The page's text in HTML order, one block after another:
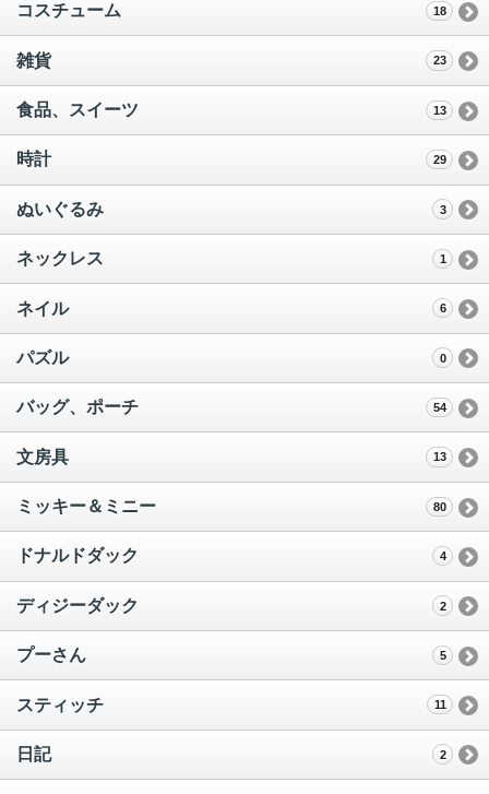
コスチューム 18
雑貨 23
食品、スイーツ 13
時計 29
ぬいぐるみ 3
ネックレス 1
ネイル 6
パズル 0
バッグ、ポーチ 54
文房具 13
ミッキー＆ミニー 80
ドナルドダック 4
ディジーダック 2
プーさん 5
スティッチ 11
日記 2